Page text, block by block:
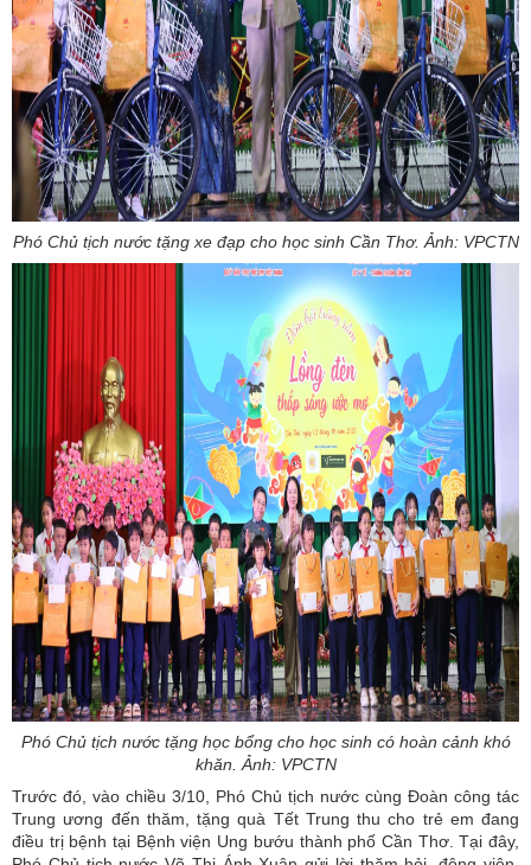
Phó Chủ tịch nước tặng xe đạp cho học sinh Cần Thơ. Ảnh: VPCTN
Phó Chủ tịch nước tặng học bổng cho học sinh có hoàn cảnh khó
khăn. Ảnh: VPCTN
Trước đó, vào chiều 3/10, Phó Chủ tịch nước cùng Đoàn công tác
Trung ương đến thăm, tặng quà Tết Trung thu cho trẻ em đang
điều trị bệnh tại Bệnh viện Ung bướu thành phố Cần Thơ. Tại đây,